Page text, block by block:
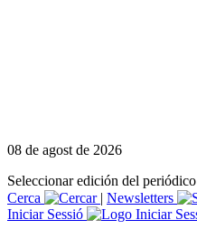
08 de agost de 2026
Seleccionar edición del periódico
Cerca
| Newsletters
Iniciar Sessió